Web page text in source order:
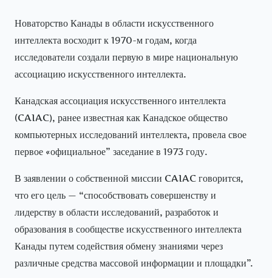
Новаторство Канады в области искусственного
интеллекта восходит к 1970-м годам, когда
исследователи создали первую в мире национальную
ассоциацию искусственного интеллекта.
Канадская ассоциация искусственного интеллекта
(CAIAC), ранее известная как Канадское общество
компьютерных исследований интеллекта, провела свое
первое «официальное” заседание в 1973 году.
В заявлении о собственной миссии CAIAC говорится,
что его цель — “способствовать совершенству и
лидерству в области исследований, разработок и
образования в сообществе искусственного интеллекта
Канады путем содействия обмену знаниями через
различные средства массовой информации и площадки”.